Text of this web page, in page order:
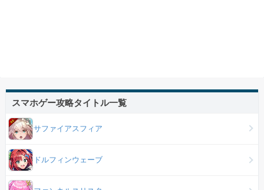
スマホゲー攻略タイトル一覧
サファイアスフィア
ドルフィンウェーブ